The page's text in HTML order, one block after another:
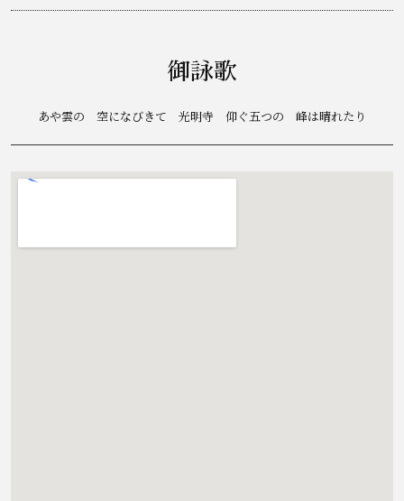
御詠歌
あや雲の 空になびきて 光明寺 仰ぐ五つの 峰は晴れたり